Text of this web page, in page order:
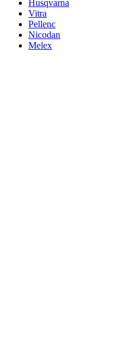
Husqvarna
Vitra
Pellenc
Nicodan
Melex